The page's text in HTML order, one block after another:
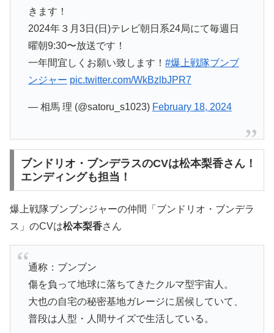
きます！
2024年３月3日(日)テレビ朝日系24局にて毎週日
曜朝9:30〜放送です！
一年間宜しくお願い致します！ #爆上戦隊ブンブ
ンジャー pic.twitter.com/WkBzlbJPR7
— 相馬 理 (@satoru_s1023) February 18, 2024
ブンドリオ・ブンデラスのCVは松本梨香さん！
エンディングも担当！
爆上戦隊ブンブンジャーの仲間「ブンドリオ・ブンデラ
ス」のCVは松本梨香さん
通称：ブンブン
傷を負って地球に落ちてきたクルマ型宇宙人。
大也の自宅の秘密基地ガレージに居候していて、
普段は人型・人間サイズで生活している。